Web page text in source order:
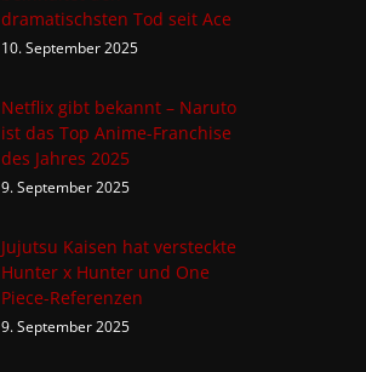
dramatischsten Tod seit Ace
10. September 2025
Netflix gibt bekannt – Naruto
ist das Top Anime-Franchise
des Jahres 2025
9. September 2025
Jujutsu Kaisen hat versteckte
Hunter x Hunter und One
Piece-Referenzen
9. September 2025